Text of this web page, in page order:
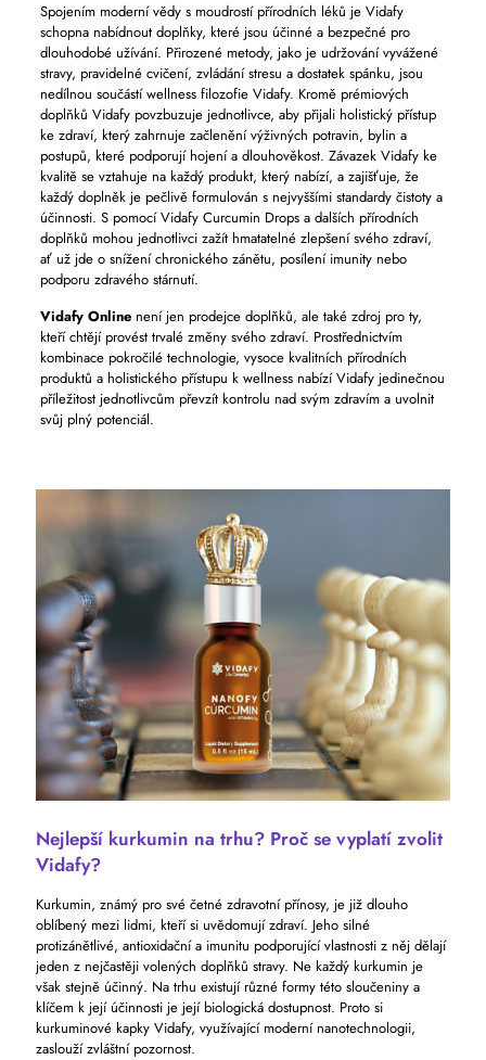
Spojením moderní vědy s moudrostí přírodních léků je Vidafy
schopna nabídnout doplňky, které jsou účinné a bezpečné pro
dlouhodobé užívání. Přirozené metody, jako je udržování vyvážené
stravy, pravidelné cvičení, zvládání stresu a dostatek spánku, jsou
nedílnou součástí wellness filozofie Vidafy. Kromě prémiových
doplňků Vidafy povzbuzuje jednotlivce, aby přijali holistický přístup
ke zdraví, který zahrnuje začlenění výživných potravin, bylin a
postupů, které podporují hojení a dlouhověkost. Závazek Vidafy ke
kvalitě se vztahuje na každý produkt, který nabízí, a zajišťuje, že
každý doplněk je pečlivě formulován s nejvyššími standardy čistoty a
účinnosti. S pomocí Vidafy Curcumin Drops a dalších přírodních
doplňků mohou jednotlivci zažít hmatatelné zlepšení svého zdraví,
ať už jde o snížení chronického zánětu, posílení imunity nebo
podporu zdravého stárnutí.
Vidafy Onlinenení jen prodejce doplňků, ale také zdroj pro ty,
kteří chtějí provést trvalé změny svého zdraví. Prostřednictvím
kombinace pokročilé technologie, vysoce kvalitních přírodních
produktů a holistického přístupu k wellness nabízí Vidafy jedinečnou
příležitost jednotlivcům převzít kontrolu nad svým zdravím a uvolnit
svůj plný potenciál.
Nejlepší kurkumin na trhu? Proč se vyplatí zvolit
Vidafy?
Kurkumin, známý pro své četné zdravotní přínosy, je již dlouho
oblíbený mezi lidmi, kteří si uvědomují zdraví. Jeho silné
protizánětlivé, antioxidační a imunitu podporující vlastnosti z něj dělají
jeden z nejčastěji volených doplňků stravy. Ne každý kurkumin je
však stejně účinný. Na trhu existují různé formy této sloučeniny a
klíčem k její účinnosti je její biologická dostupnost. Proto si
kurkuminové kapky Vidafy, využívající moderní nanotechnologii,
zaslouží zvláštní pozornost.